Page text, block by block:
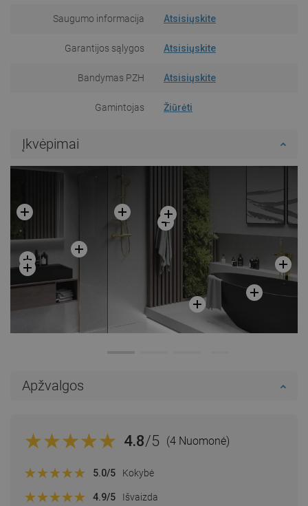
Saugumo informacija Atsisiųskite
Garantijos sąlygos Atsisiųskite
Bandymas PZH Atsisiųskite
Gamintojas Žiūrėti
Įkvėpimai
Apžvalgos
4.8/5 (4 Nuomonė)
5.0/5 Kokybė
4.9/5 Išvaizda